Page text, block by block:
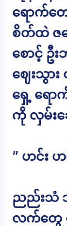
ရောက်တ
စိတ်ထဲ ဇဝ
စောင့် ဦ
ဈေးသွား
ရှေ့ ရော
ကို လှမ်းခ
” ဟင်း ဟ
ညည်းသံ
လက်တွေ